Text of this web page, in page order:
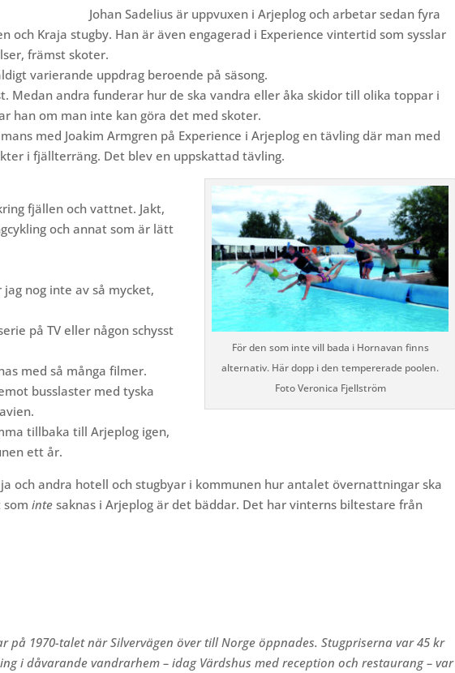
Johan Sadelius är uppvuxen i Arjeplog och arbetarsedan fyra
n och Kraja stugby. Han är även engagerad i Experience vintertid som sysslar
främst skoter.
varierande uppdrag beroende på säsong.
Medan andra funderar hur de ska vandra eller åka skidor till olika toppar i
han om man inte kan göra det med skoter.
med Joakim Armgren på Experience i Arjeplog en tävling där man med
i fjällterräng. Det blev en uppskattad tävling.
För den som inte vill bada i Hornavan finns
alternativ. Här dopp i den tempererade poolen.
Foto Veronica Fjellström
fjällen och vattnet. Jakt,
och annat som är lätt
nog inte av så mycket,
på TV eller någon schysst
med så många filmer.
busslaster med tyska
tillbaka till Arjeplog igen,
ett år.
och andra hotell och stugbyar i kommunen hur antalet övernattningar ska
sominte saknas i Arjeplog är det bäddar. Det har vinterns biltestare från
på 1970-talet när Silvervägen över till Norge öppnades. Stugpriserna var 45 kr
i dåvarande vandrarhem – idag Värdshus med reception och restaurang – var